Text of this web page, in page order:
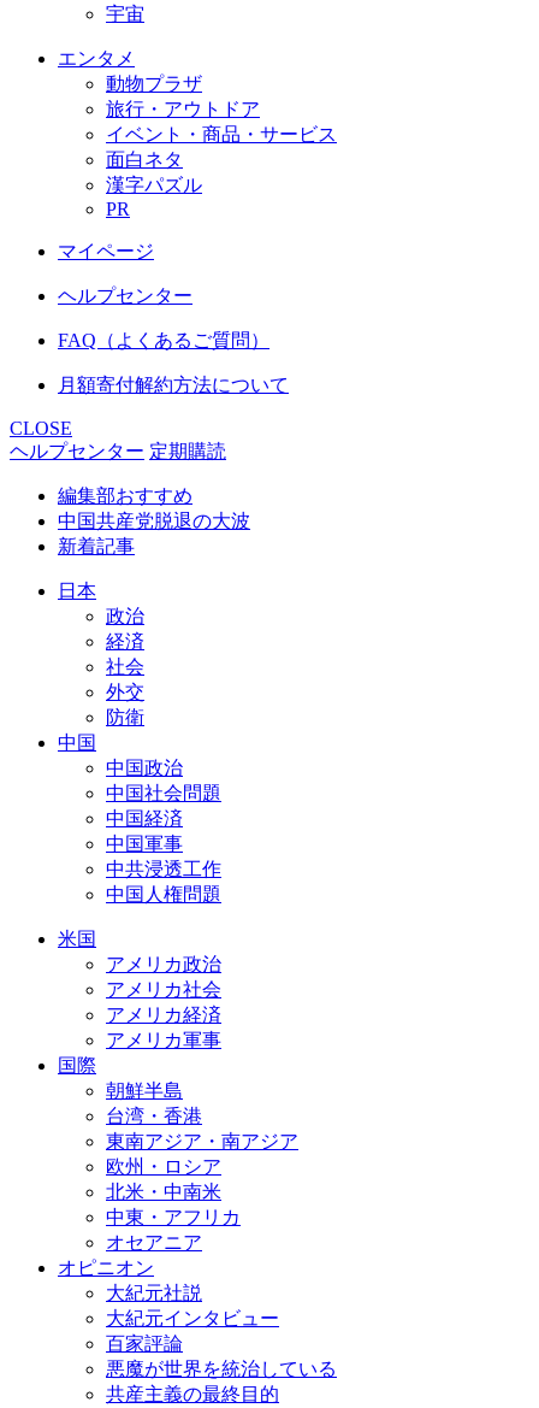
宇宙
エンタメ
動物プラザ
旅行・アウトドア
イベント・商品・サービス
面白ネタ
漢字パズル
PR
マイページ
ヘルプセンター
FAQ（よくあるご質問）
月額寄付解約方法について
CLOSE
ヘルプセンター 定期購読
編集部おすすめ
中国共産党脱退の大波
新着記事
日本
政治
経済
社会
外交
防衛
中国
中国政治
中国社会問題
中国経済
中国軍事
中共浸透工作
中国人権問題
米国
アメリカ政治
アメリカ社会
アメリカ経済
アメリカ軍事
国際
朝鮮半島
台湾・香港
東南アジア・南アジア
欧州・ロシア
北米・中南米
中東・アフリカ
オセアニア
オピニオン
大紀元社説
大紀元インタビュー
百家評論
悪魔が世界を統治している
共産主義の最終目的